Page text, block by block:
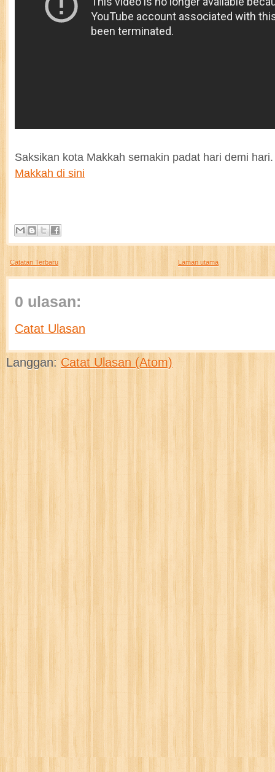
Saksikan kota Makkah semakin padat hari demi
Makkah di sini
Catatan Terbaru Laman utama
0 ulasan:
Catat Ulasan
Langgan:Catat Ulasan (Atom)